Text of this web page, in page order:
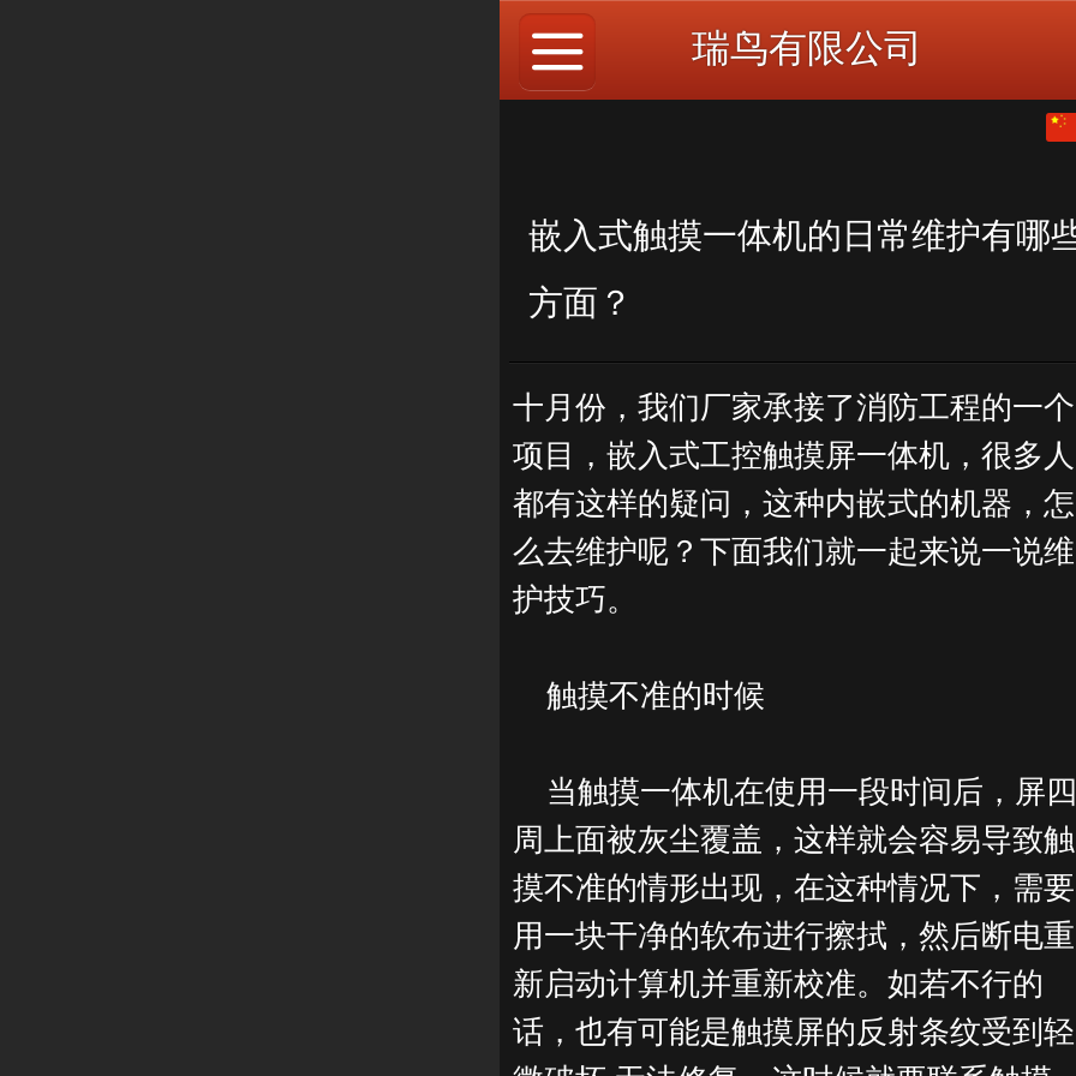
瑞鸟有限公司
嵌入式触摸一体机的日常维护有哪
方面？
十月份，我们厂家承接了消防工程的一个
项目，嵌入式工控触摸屏一体机，很多人
都有这样的疑问，这种内嵌式的机器，怎
么去维护呢？下面我们就一起来说一说维
护技巧。
触摸不准的时候
当触摸一体机在使用一段时间后，屏
周上面被灰尘覆盖，这样就会容易导致触
摸不准的情形出现，在这种情况下，需要
用一块干净的软布进行擦拭，然后断电重
新启动计算机并重新校准。如若不行的
话，也有可能是触摸屏的反射条纹受到轻